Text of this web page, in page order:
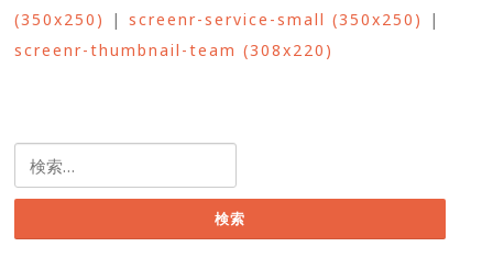
(350x250)
|screenr-service-small (350x250)
|
screenr-thumbnail-team (308x220)
索: